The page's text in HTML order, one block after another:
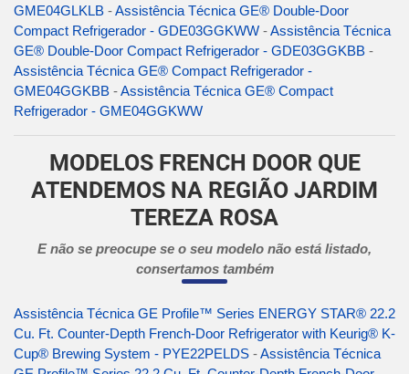
GME04GLKLB -Assistência Técnica GE® Double-Door
Compact Refrigerador - GDE03GGKWW -Assistência Técnica
GE® Double-Door Compact Refrigerador - GDE03GGKBB -
Assistência Técnica GE® Compact Refrigerador -
GME04GGKBB -Assistência Técnica GE® Compact
Refrigerador - GME04GGKWW
MODELOS FRENCH DOOR QUE
ATENDEMOS NA REGIÃO JARDIM
TEREZA ROSA
E não se preocupe se o seu modelo não está listado,
consertamos também
Assistência Técnica GE Profile™ Series ENERGY STAR® 22.2
Cu. Ft. Counter-Depth French-Door Refrigerator with Keurig® K-
Cup® Brewing System - PYE22PELDS -Assistência Técnica